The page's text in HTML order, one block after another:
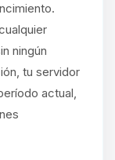
ningún
tu servidor
actual,